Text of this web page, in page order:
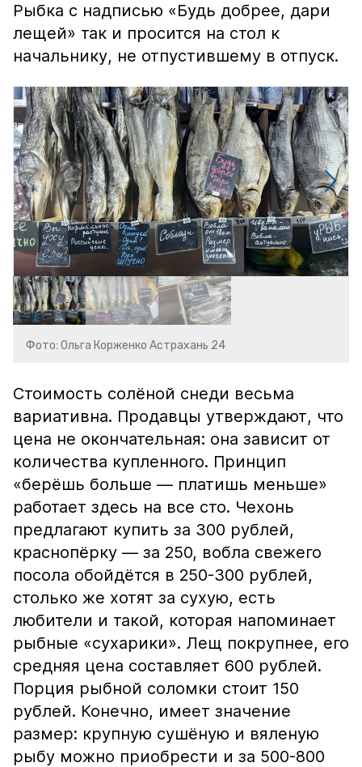
Рыбка с надписью «Будь добрее, дари
лещей» так и просится на стол к
начальнику, не отпустившему в отпуск.
Фото: Ольга Корженко Астрахань 24
Стоимость солёной снеди весьма
вариативна. Продавцы утверждают, что
цена не окончательная: она зависит от
количества купленного. Принцип
«берёшь больше — платишь меньше»
работает здесь на все сто. Чехонь
предлагают купить за 300 рублей,
краснопёрку — за 250, вобла свежего
посола обойдётся в 250-300 рублей,
столько же хотят за сухую, есть
любители и такой, которая напоминает
рыбные «сухарики». Лещ покрупнее, его
средняя цена составляет 600 рублей.
Порция рыбной соломки стоит 150
рублей. Конечно, имеет значение
размер: крупную сушёную и вяленую
рыбу можно приобрести и за 500-800